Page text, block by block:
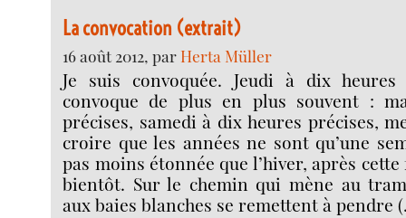
La convocation (extrait)
16 août 2012, parHerta Müller
Je suis convoquée. Jeudi à dix
convoque de plus en plus souvent :
précises, samedi à dix heures précises,
croire que les années ne sont qu’une
pas moins étonnée que l’hiver, après
bientôt. Sur le chemin qui mène au
aux baies blanches se remettent à pendre